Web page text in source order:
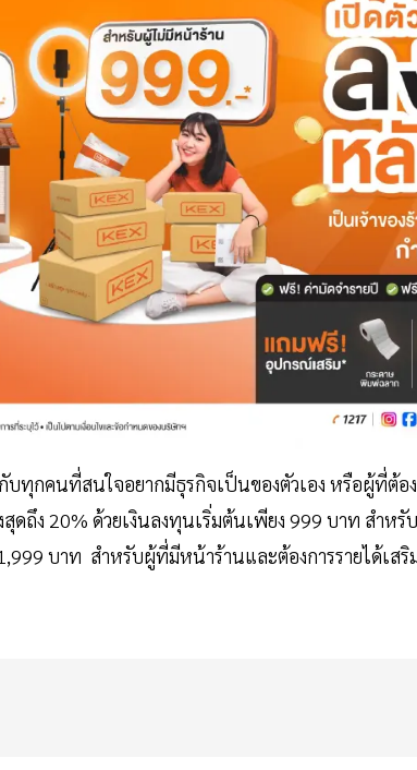
ทุกคนที่สนใจอยากมีธุรกิจเป็นของตัวเอง หรือผู้ที่ต้อง
ดถึง 20% ด้วยเงินลงทุนเริ่มต้นเพียง 999 บาท สำห
บาท สำหรับผู้ที่มีหน้าร้านและต้องการรายได้เสริ